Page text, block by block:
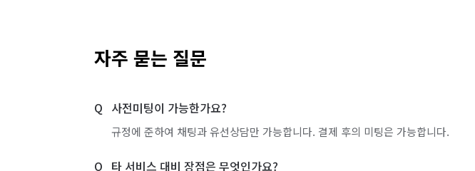
자주 묻는 질문
사전미팅이 가능한가요?
규정에 준하여 채팅과 유선상담만 가능합니다. 결제 후의 미팅은 가능합니다.
타 서비스 대비 장점은 무엇인가요?